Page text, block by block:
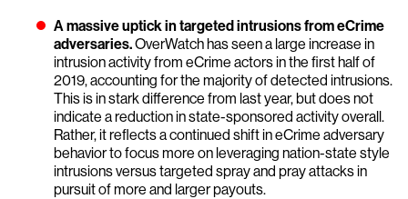
A massive uptick in targeted intrusions from eCrime
adversaries.​ OverWatch has seen a large increase in
intrusion activity from eCrime actors in the first half of
2019, accounting for the majority of detected intrusions.
This is in stark difference from last year, but does not
indicate a reduction in state-sponsored activity overall.
Rather, it reflects a continued shift in eCrime adversary
behavior to focus more on leveraging nation-state style
intrusions versus targeted spray and pray attacks in
pursuit of more and larger payouts.